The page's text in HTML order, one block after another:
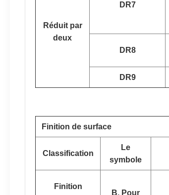
Réduit par
deux
DR7
DR8
DR9
Finition de surface
Classification
Le
symbole
Finition
B. Pour